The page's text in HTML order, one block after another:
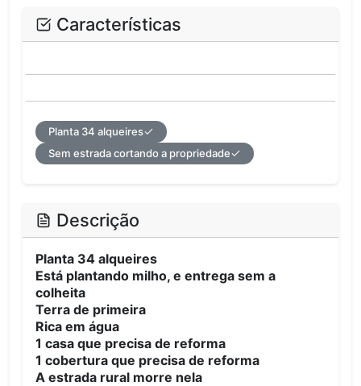
Características
Planta 34 alqueires
Sem estrada cortando a propriedade
Descrição
Planta 34 alqueires
Está plantando milho, e entrega sem a
colheita
Terra de primeira
Rica em água
1 casa que precisa de reforma
1 cobertura que precisa de reforma
A estrada rural morre nela